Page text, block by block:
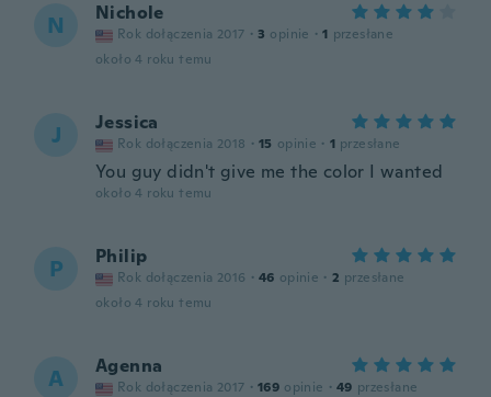
N Nichole
Rok dołączenia 2017 · 3 opinie · 1 przesłane
około 4 roku temu
J Jessica
Rok dołączenia 2018 · 15 opinie · 1 przesłane
You guy didn't give me the color I wanted
około 4 roku temu
P Philip
Rok dołączenia 2016 · 46 opinie · 2 przesłane
około 4 roku temu
A Agenna
Rok dołączenia 2017 · 169 opinie · 49 przesłane